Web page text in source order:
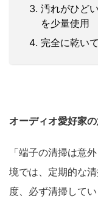
汚れがひど
を少量使用
完全に乾い
オーディオ愛好家の
「端子の清掃は意
境では、定期的な
度、必ず清掃してい